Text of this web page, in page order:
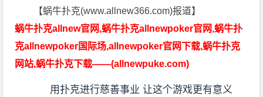
【蜗牛扑克(www.allnew366.com)报道】
蜗牛扑克allnew官网,蜗牛扑克allnewpoker官网,蜗牛扑
克allnewpoker国际场,allnewpoker官网下载,蜗牛扑克
网站,蜗牛扑克下载——(allnewpuke.com)
用扑克进行慈善事业 让这个游戏更有意义